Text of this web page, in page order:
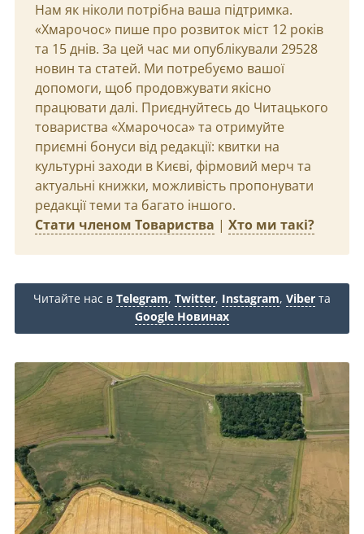
Нам як ніколи потрібна ваша підтримка.
«Хмарочос» пише про розвиток міст 12 років
та 15 днів. За цей час ми опублікували 29528
новин та статей. Ми потребуємо вашої
допомоги, щоб продовжувати якісно
працювати далі. Приєднуйтесь до Читацького
товариства «Хмарочоса» та отримуйте
приємні бонуси від редакції: квитки на
культурні заходи в Києві, фірмовий мерч та
актуальні книжки, можливість пропонувати
редакції теми та багато іншого.
Стати членом Товариства | Хто ми такі?
Читайте нас в Telegram, Twitter, Instagram, Viber та
Google Новинах